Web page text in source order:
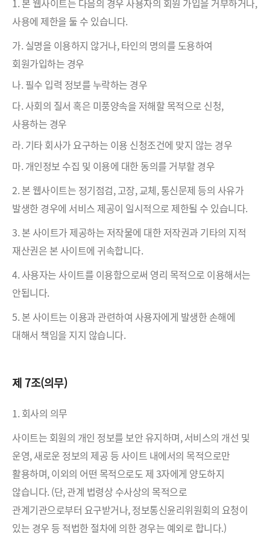
1. 본 웹사이트는 다음의 경우 사용자의 회원 가입을 거부하거나,
사용에 제한을 둘 수 있습니다.
가. 실명을 이용하지 않거나, 타인의 명의를 도용하여
회원가입하는 경우
나. 필수 입력 정보를 누락하는 경우
다. 사회의 질서 혹은 미풍양속을 저해할 목적으로 신청,
사용하는 경우
라. 기타 회사가 요구하는 이용 신청조건에 맞지 않는 경우
마. 개인정보 수집 및 이용에 대한 동의를 거부할 경우
2. 본 웹사이트는 정기점검, 고장, 교체, 통신문제 등의 사유가
발생한 경우에 서비스 제공이 일시적으로 제한될 수 있습니다.
3. 본 사이트가 제공하는 저작물에 대한 저작권과 기타의 지적
재산권은 본 사이트에 귀속합니다.
4. 사용자는 사이트를 이용함으로써 영리 목적으로 이용해서는
안됩니다.
5. 본 사이트는 이용과 관련하여 사용자에게 발생한 손해에
대해서 책임을 지지 않습니다.
제 7조(의무)
1. 회사의 의무
사이트는 회원의 개인 정보를 보안 유지하며, 서비스의 개선 및
운영, 새로운 정보의 제공 등 사이트 내에서의 목적으로만
활용하며, 이외의 어떤 목적으로도 제 3자에게 양도하지
않습니다. (단, 관계 법령상 수사상의 목적으로
관계기관으로부터 요구받거나, 정보통신윤리위원회의 요청이
있는 경우 등 적법한 절차에 의한 경우는 예외로 합니다.)